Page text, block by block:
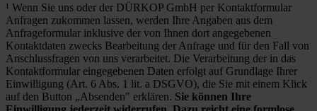
¹ Wenn Sie uns oder der DÜRKOP GmbH per Kontaktformular
Anfragen zukommen lassen, werden Ihre Angaben aus dem
Anfrageformular inklusive der von Ihnen dort angegebenen
Kontaktdaten zwecks Bearbeitung der Anfrage und für den Fall von
Anschlussfragen von uns verarbeitet. Die Verarbeitung der in das
Kontaktformular eingegebenen Daten erfolgt auf Grundlage Ihrer
Einwilligung (Art. 6 Abs. 1 lit. a DSGVO), die Sie mit einem Klick
auf den Button „Absenden" erklären. Sie können Ihre